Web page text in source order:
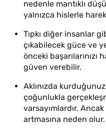
nedenle mantıklı
yalnızca hislerle
Tıpkı diğer insanlar
çıkabilecek güce ve
önceki başarılarınızı
güven verebilir.
Aklınızda
çoğunlukla
varsayımlardır.
artmasına neden olur.